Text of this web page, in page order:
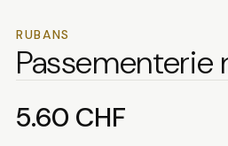
RUBANS
Passementerie
5.60 CHF